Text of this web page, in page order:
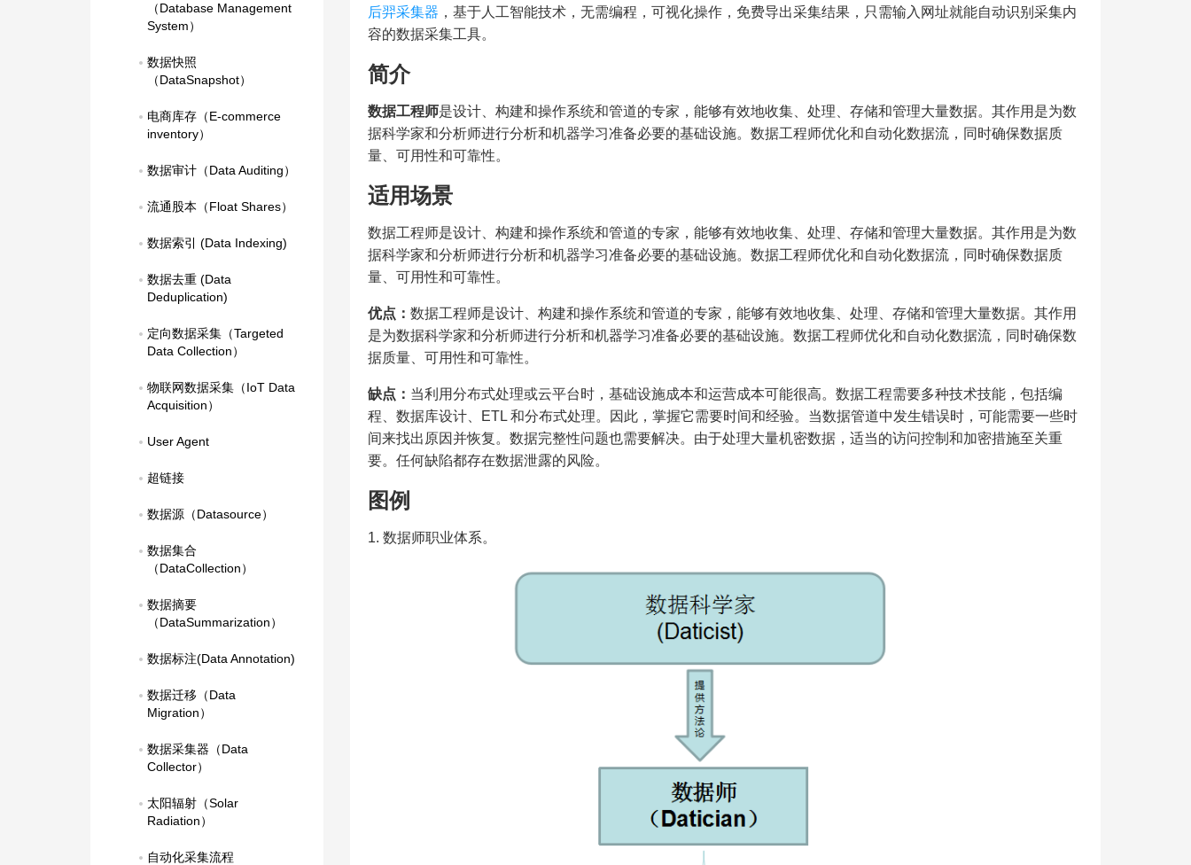
（Database Management
System）
数据快照
（DataSnapshot）
电商库存（E-commerce
inventory）
数据审计（Data Auditing）
流通股本（Float Shares）
数据索引 (Data Indexing)
数据去重 (Data
Deduplication)
定向数据采集（Targeted
Data Collection）
物联网数据采集（IoT Data
Acquisition）
User Agent
超链接
数据源（Datasource）
数据集合
（DataCollection）
数据摘要
（DataSummarization）
数据标注(Data Annotation)
数据迁移（Data
Migration）
数据采集器（Data
Collector）
太阳辐射（Solar
Radiation）
自动化采集流程
后羿采集器 ，基于人工智能技术，无需编程，可视化操作，免费导出采集结果，只需输入网址就能自动识别采集内
容的数据采集工具。
简介
数据工程师是设计、构建和操作系统和管道的专家，能够有效地收集、处理、存储和管理大量数据。其作用是为数
据科学家和分析师进行分析和机器学习准备必要的基础设施。数据工程师优化和自动化数据流，同时确保数据质
量、可用性和可靠性。
适用场景
数据工程师是设计、构建和操作系统和管道的专家，能够有效地收集、处理、存储和管理大量数据。其作用是为数
据科学家和分析师进行分析和机器学习准备必要的基础设施。数据工程师优化和自动化数据流，同时确保数据质
量、可用性和可靠性。
优点： 数据工程师是设计、构建和操作系统和管道的专家，能够有效地收集、处理、存储和管理大量数据。其作用
是为数据科学家和分析师进行分析和机器学习准备必要的基础设施。数据工程师优化和自动化数据流，同时确保数
据质量、可用性和可靠性。
缺点： 当利用分布式处理或云平台时，基础设施成本和运营成本可能很高。数据工程需要多种技术技能，包括编
程、数据库设计、ETL 和分布式处理。因此，掌握它需要时间和经验。当数据管道中发生错误时，可能需要一些时
间来找出原因并恢复。数据完整性问题也需要解决。由于处理大量机密数据，适当的访问控制和加密措施至关重
要。任何缺陷都存在数据泄露的风险。
图例
1. 数据师职业体系。